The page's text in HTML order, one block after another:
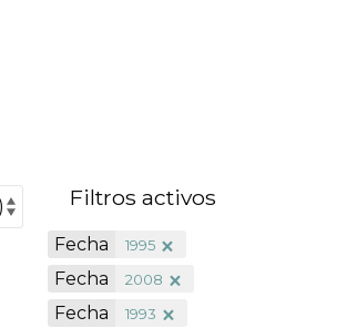
Filtros activos
Fecha 1995
Fecha 2008
Fecha 1993